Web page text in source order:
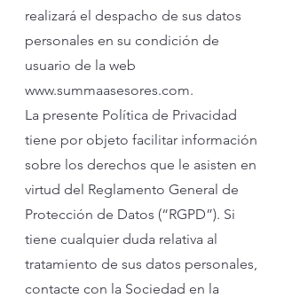
realizará el despacho de sus datos
personales en su condición de
usuario de la web
www.summaasesores.com.
La presente Política de Privacidad
tiene por objeto facilitar información
sobre los derechos que le asisten en
virtud del Reglamento General de
Protección de Datos (“RGPD”). Si
tiene cualquier duda relativa al
tratamiento de sus datos personales,
contacte con la Sociedad en la